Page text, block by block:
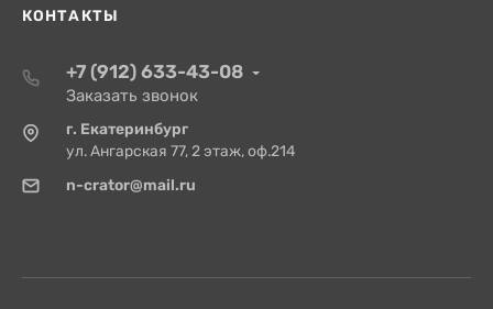
КОНТАКТЫ
+7 (912) 633-43-08
Заказать звонок
г. Екатеринбург
ул. Ангарская 77, 2 этаж, оф.214
n-crator@mail.ru